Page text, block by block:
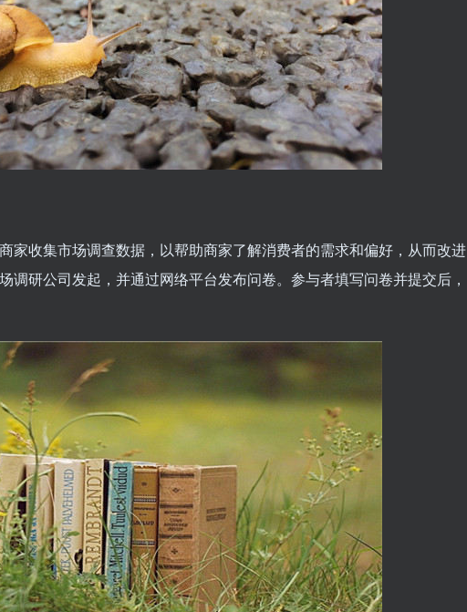
家收集市场调查数据，以帮助商家了解消费者的需求和偏好，从而改进
调研公司发起，并通过网络平台发布问卷。参与者填写问卷并提交后，